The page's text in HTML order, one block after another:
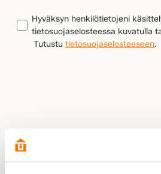
TIETOSUOJA(Pakollinen)
Hyväksyn henkilötietojeni
tietosuojaselosteessa kuvatulla
Tutustu tietosuojaselosteeseen.